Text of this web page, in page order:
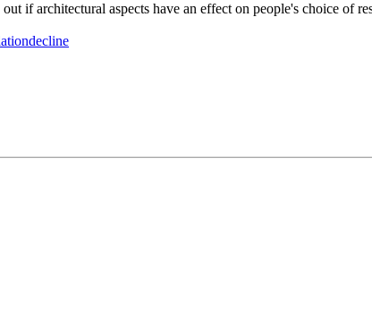
if architectural aspects have an effect on people's choice of